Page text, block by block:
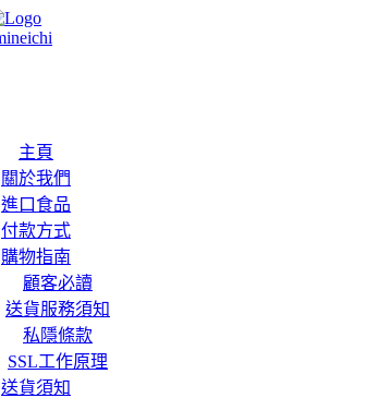
主頁
關於我們
進口食品
付款方式
購物指南
顧客必讀
送貨服務須知
私隱條款
SSL工作原理
送貨須知